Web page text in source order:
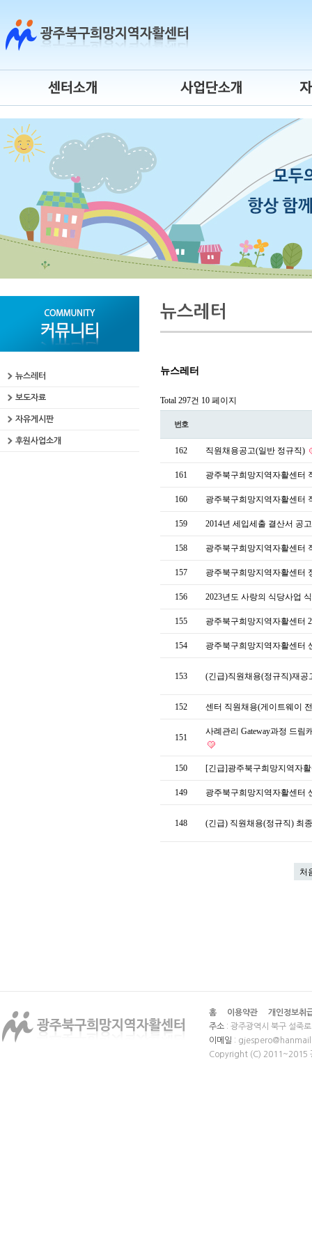
센터연혁
센터장 인사말
조직도
운영위원회
오시는 길
센터 로고
청년자립도전
게이트웨이
시간제 자활근로
자활사업 안내
뉴스레터
보도자료
자유게시판
후원사업소개
뉴스레터
뉴스레터
Total 297건 10 페이지
번호
162 직원채용공고(일반 정규직)
161 광주북구희망지역자활센터
160 광주북구희망지역자활센터
159 2014년 세입세출 결산서 공
158 광주북구희망지역자활센터
157 광주북구희망지역자활센터
156 2023년도 사랑의 식당사업
155 광주북구희망지역자활센터
154 광주북구희망지역자활센터
153 (긴급)직원채용(정규직)재
152 센터 직원채용(게이트웨이
151
사례관리 Gateway과정 드림
150 [긴급]광주북구희망지역자
149 광주북구희망지역자활센터
148 (긴급) 직원채용(정규직) 최
처
홈 이용약관
개인정보취
주소 : 광주광역시 북구 설죽
이메일 :
Copyright (C) 2011~2015